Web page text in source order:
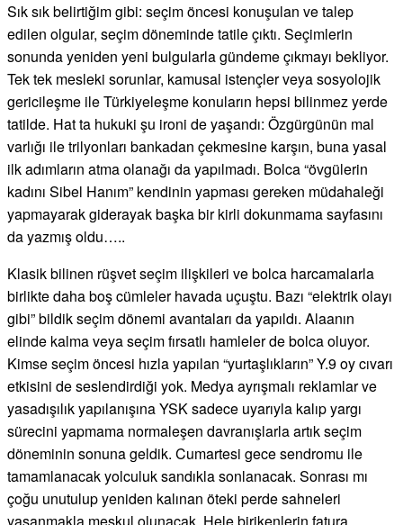
Sık sık belirtiğim gibi: seçim öncesi konuşulan ve talep
edilen olgular, seçim döneminde tatile çıktı. Seçimlerin
sonunda yeniden yeni bulgularla gündeme çıkmayı bekliyor.
Tek tek mesleki sorunlar, kamusal istençler veya sosyolojik
gericileşme ile Türkiyeleşme konuların hepsi bilinmez yerde
tatilde. Hat ta hukuki şu ironi de yaşandı: Özgürgünün mal
varlığı ile trilyonları bankadan çekmesine karşın, buna yasal
ilk adımların atma olanağı da yapılmadı. Bolca “övgülerin
kadını Sibel Hanım” kendinin yapması gereken müdahaleği
yapmayarak giderayak başka bir kirli dokunmama sayfasını
da yazmış oldu…..
Klasik bilinen rüşvet seçim ilişkileri ve bolca harcamalarla
birlikte daha boş cümleler havada uçuştu. Bazı “elektrik olayı
gibi” bildik seçim dönemi avantaları da yapıldı. Alaanın
elinde kalma veya seçim fırsatlı hamleler de bolca oluyor.
Kimse seçim öncesi hızla yapılan “yurtaşlıkların” Y.9 oy cıvarı
etkisini de seslendirdiği yok. Medya ayrışmalı reklamlar ve
yasadışılık yapılanışına YSK sadece uyarıyla kalıp yargı
sürecini yapmama normaleşen davranışlarla artık seçim
döneminin sonuna geldik. Cumartesi gece sendromu ile
tamamlanacak yolculuk sandıkla sonlanacak. Sonrası mı
çoğu unutulup yeniden kalınan öteki perde sahneleri